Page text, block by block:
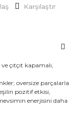
Karşılaştır
çıtçıt kapamalı,
oversize parçalarla
pozitif etkisi,
enerjisini daha